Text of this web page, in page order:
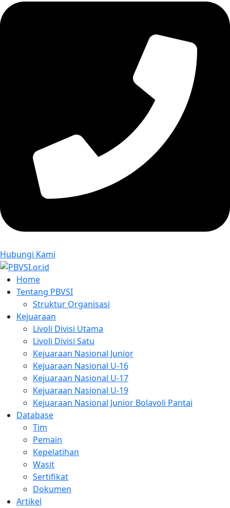
Hubungi Kami
Home
Tentang PBVSI
Struktur Organisasi
Kejuaraan
Livoli Divisi Utama
Livoli Divisi Satu
Kejuaraan Nasional Junior
Kejuaraan Nasional U-16
Kejuaraan Nasional U-17
Kejuaraan Nasional U-19
Kejuaraan Nasional Junior Bolavoli Pantai
Database
Tim
Pemain
Kepelatihan
Wasit
Sertifikat
Dokumen
Artikel